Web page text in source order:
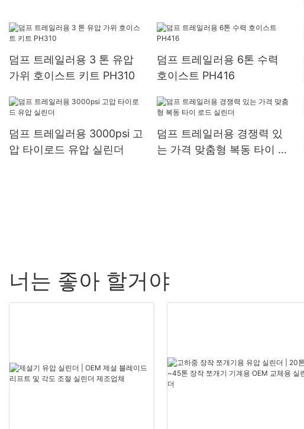
덤프 트레일러용 3 톤 유압
가위 호이스트 키트 PH310
덤프 트레일러용 6톤 수력
호이스트 PH416
덤프 트레일러용 3000psi 고
압 타이로드 유압 실린더
덤프 트레일러용 경쟁력 있
는 가격 맞춤형 복동 타이 로
너는 좋아 할거야